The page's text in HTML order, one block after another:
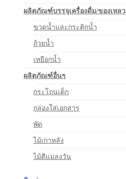
ผลิตภัณฑ์บรรจุเครื่องดื่ม/ของเหลว
ขวดน้ำและกระติกน้ำ
ถ้วยน้ำ
เหยือกน้ำ
ผลิตภัณฑ์อื่นๆ
กระโถนเด็ก
กล่องใส่เอกสาร
พัด
ไม้เกาหลัง
ไม้ตีแมลงวัน